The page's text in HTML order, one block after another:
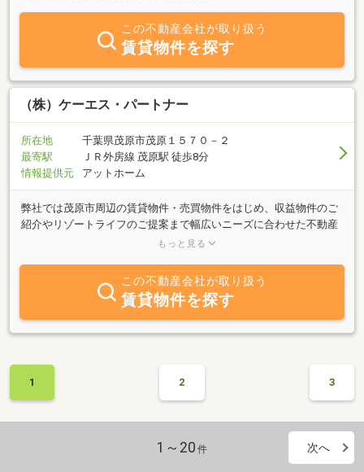
この不動産会社が取り扱う
賃貸物件を探す
（株）ケーエス・パートナー
所在地
千葉県茂原市茂原１５７０－２
最寄駅
ＪＲ外房線 茂原駅 徒歩8分
情報提供元
アットホーム
弊社では茂原市周辺の賃貸物件・売買物件をはじめ、収益物件のご
紹介やリゾートライフのご提案まで幅広いニーズに合わせた不動産
物件をご紹介しております。様々な仕様や設備を施した数多くの物
もっと見る
この不動産会社が取り扱う
賃貸物件を探す
1 2 3
1～20 件 次へ